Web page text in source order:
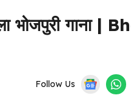
भोजपुरी गाना |
Follow Us